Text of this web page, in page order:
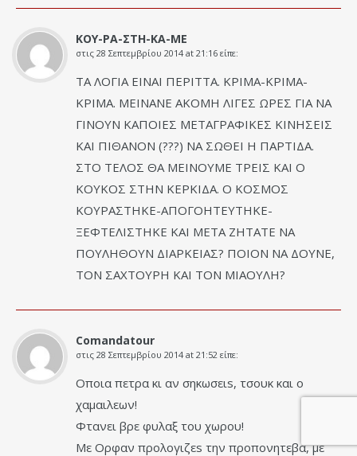
ΚΟΥ-ΡΑ-ΣΤΗ-ΚΑ-ΜΕ
στις 28 Σεπτεμβρίου 2014 at 21:16 είπε:
ΤΑ ΛΟΓΙΑ ΕΙΝΑΙ ΠΕΡΙΤΤΑ. ΚΡΙΜΑ-ΚΡΙΜΑ-
ΚΡΙΜΑ. ΜΕΙΝΑΝΕ ΑΚΟΜΗ ΛΙΓΕΣ ΩΡΕΣ ΓΙΑ ΝΑ
ΓΙΝΟΥΝ ΚΑΠΟΙΕΣ ΜΕΤΑΓΡΑΦΙΚΕΣ ΚΙΝΗΣΕΙΣ
ΚΑΙ ΠΙΘΑΝΟΝ (???) ΝΑ ΣΩΘΕΙ Η ΠΑΡΤΙΔΑ.
ΣΤΟ ΤΕΛΟΣ ΘΑ ΜΕΙΝΟΥΜΕ ΤΡΕΙΣ ΚΑΙ Ο
ΚΟΥΚΟΣ ΣΤΗΝ ΚΕΡΚΙΔΑ. Ο ΚΟΣΜΟΣ
ΚΟΥΡΑΣΤΗΚΕ-ΑΠΟΓΟΗΤΕΥΤΗΚΕ-
ΞΕΦΤΕΛΙΣΤΗΚΕ ΚΑΙ ΜΕΤΑ ΖΗΤΑΤΕ ΝΑ
ΠΟΥΛΗΘΟΥΝ ΔΙΑΡΚΕΙΑΣ? ΠΟΙΟΝ ΝΑ ΔΟΥΝΕ,
ΤΟΝ ΣΑΧΤΟΥΡΗ ΚΑΙ ΤΟΝ ΜΙΑΟΥΛΗ?
Comandatour
στις 28 Σεπτεμβρίου 2014 at 21:52 είπε:
Οποια πετρα κι αν σηκωσειs, τσουκ και ο
χαμαιλεων!
Φτανει βρε φυλαξ του χωρου!
Με Ορφαν προλογιζεs την προπονητεβα, με